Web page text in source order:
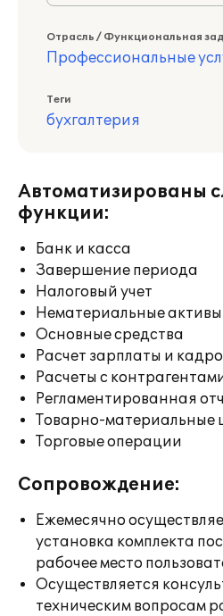
Отрасль / Функциональная
Профессиональные
Теги
бухгалтерия
Автоматизированы
функции:
Банк и касса
Завершение периода
Налоговый учет
Нематериальные активы
Основные средства
Расчет зарплаты и
Расчеты с
Регламентированная
Товарно-материальные
Торговые операции
Сопровождение:
Ежемесячно
установка комплекта
рабочее место
Осуществляется
техническим вопросам